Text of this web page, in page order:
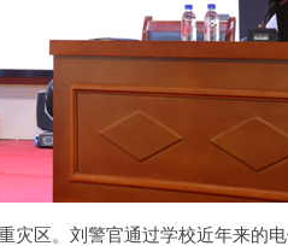
灾区。刘警官通过学校近年来的